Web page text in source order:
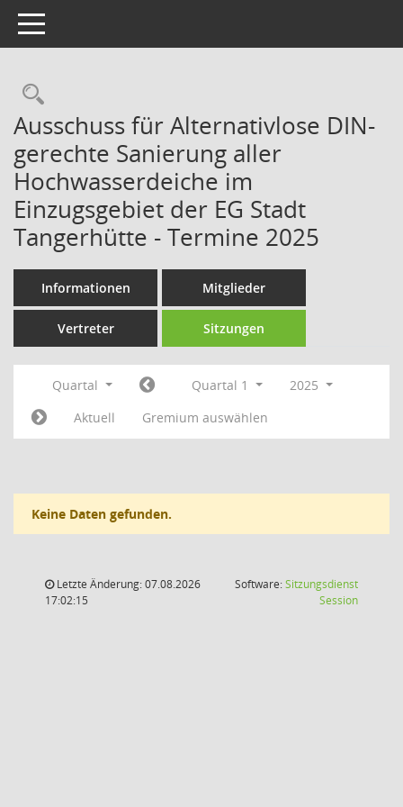
Toggle navigation
Rechercheauswahl
Ausschuss für Alternativlose DIN-
gerechte Sanierung aller
Hochwasserdeiche im
Einzugsgebiet der EG Stadt
Tangerhütte - Termine 2025
Informationen Mitglieder
Vertreter Sitzungen
Quartal Quartal 1
2025
Aktuell
Gremium auswählen
Keine Daten gefunden.
Letzte Änderung: 07.08.2026
17:02:15
Software:Sitzungsdienst
Session(Wird in